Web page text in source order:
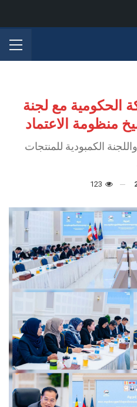
الحكومية مع لجنة
منظومة الاعتماد
الكمبودية للمنتجات